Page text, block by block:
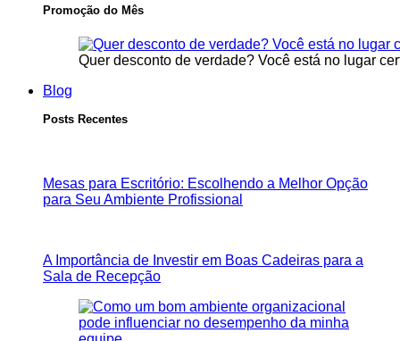
Promoção do Mês
Quer desconto de verdade? Você está no lugar
Blog
Posts Recentes
Mesas para Escritório: Escolhendo a Melhor Opção
para Seu Ambiente Profissional
A Importância de Investir em Boas Cadeiras para a
Sala de Recepção